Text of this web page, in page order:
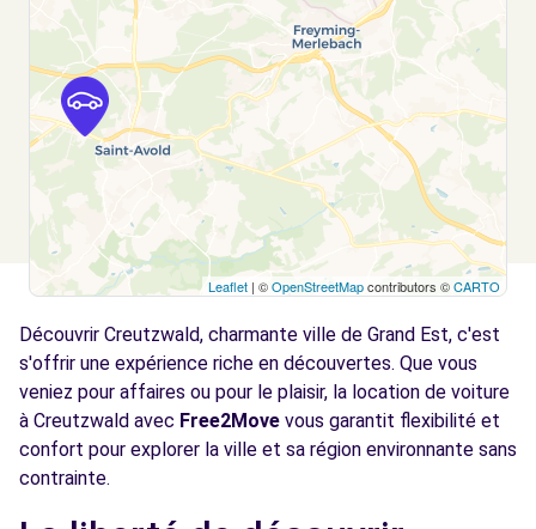
Leaflet | ©OpenStreetMapcontributors ©CARTO
Découvrir Creutzwald, charmante ville de Grand Est, c'est
s'offrir une expérience riche en découvertes. Que vous
veniez pour affaires ou pour le plaisir, la location de voiture
à Creutzwald avec Free2Move vous garantit flexibilité et
confort pour explorer la ville et sa région environnante sans
contrainte.